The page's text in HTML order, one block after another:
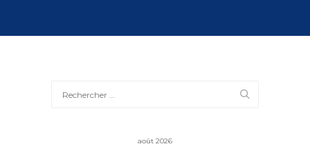
août 2026